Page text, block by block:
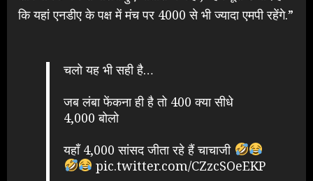
कि यहां एनडीए के पक्ष में मंच पर 4000 से भी ज्यादा एमपी रहेंगे.”
चलो यह भी सही है…
जब लंबा फेंकना ही है तो 400 क्या सीधे
4,000 बोलो
यहाँ 4,000 सांसद जीता रहे हैं चाचाजी
pic.twitter.com/CZzcSOeEKP